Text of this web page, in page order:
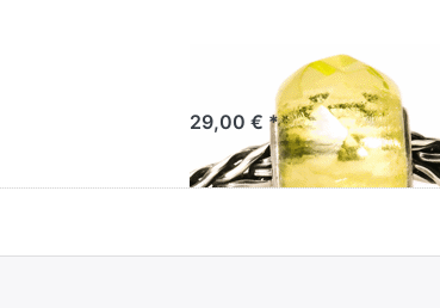
Limonen Prisma
29,00 € *